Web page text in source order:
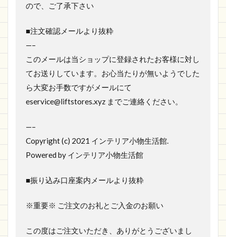
ので、ご了承下さい
■注文確認メールより抜粋
—–
このメールは当ショップに登録されたお客様に対し
てお送りしています。お心当たりが無いようでした
ら大変お手数ですがメールにて
eservice@liftstores.xyz までご連絡ください。
—–
Copyright (c) 2021 インテリア小物生活館.
Powered by インテリア小物生活館
■振り込み口座案内メールより抜粋
※重要※ ご注文のお礼とご入金のお願い
この度はご注文いただき、ありがとうございまし